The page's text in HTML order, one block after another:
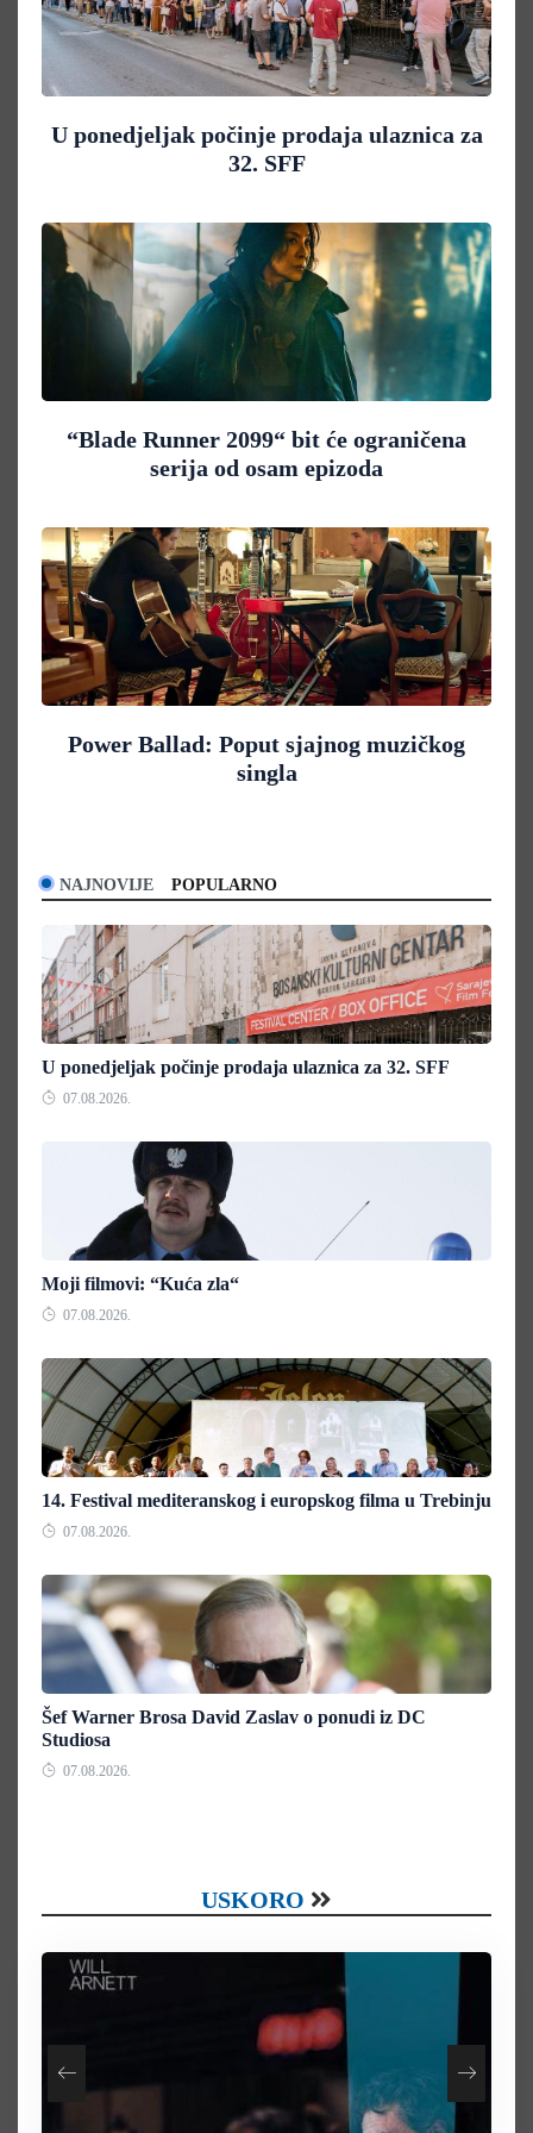
U ponedjeljak počinje prodaja ulaznica za
32. SFF
“Blade Runner 2099“ bit će ograničena
serija od osam epizoda
Power Ballad: Poput sjajnog muzičkog
singla
NAJNOVIJE POPULARNO
U ponedjeljak počinje prodaja ulaznica za 32. SFF
07.08.2026.
Moji filmovi: “Kuća zla“
07.08.2026.
14. Festival mediteranskog i europskog filma u Trebinju
07.08.2026.
Šef Warner Brosa David Zaslav o ponudi iz DC
Studiosa
07.08.2026.
USKORO